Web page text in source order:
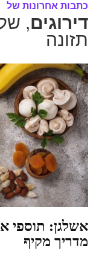
כתבות אחרונות של
דירוגים,
תזונה
מדריך מקיף